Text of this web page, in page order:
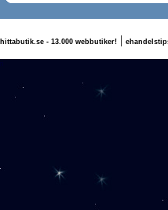
hittabutik.se - 13.000 webbutiker!|